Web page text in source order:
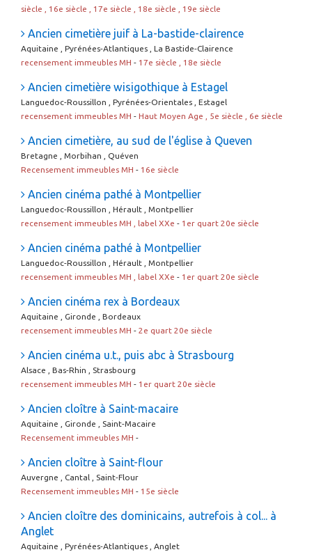
siècle , 16e siècle , 17e siècle , 18e siècle , 19e siècle
Ancien cimetière juif à La-bastide-clairence
Aquitaine , Pyrénées-Atlantiques , La Bastide-Clairence
recensement immeubles MH - 17e siècle , 18e siècle
Ancien cimetière wisigothique à Estagel
Languedoc-Roussillon , Pyrénées-Orientales , Estagel
recensement immeubles MH - Haut Moyen Age , 5e siècle , 6e siècle
Ancien cimetière, au sud de l'église à Queven
Bretagne , Morbihan , Quéven
Recensement immeubles MH - 16e siècle
Ancien cinéma pathé à Montpellier
Languedoc-Roussillon , Hérault , Montpellier
recensement immeubles MH , label XXe - 1er quart 20e siècle
Ancien cinéma pathé à Montpellier
Languedoc-Roussillon , Hérault , Montpellier
recensement immeubles MH , label XXe - 1er quart 20e siècle
Ancien cinéma rex à Bordeaux
Aquitaine , Gironde , Bordeaux
recensement immeubles MH - 2e quart 20e siècle
Ancien cinéma u.t., puis abc à Strasbourg
Alsace , Bas-Rhin , Strasbourg
recensement immeubles MH - 1er quart 20e siècle
Ancien cloître à Saint-macaire
Aquitaine , Gironde , Saint-Macaire
Recensement immeubles MH -
Ancien cloître à Saint-flour
Auvergne , Cantal , Saint-Flour
Recensement immeubles MH - 15e siècle
Ancien cloître des dominicains, autrefois à col... à
Anglet
Aquitaine , Pyrénées-Atlantiques , Anglet